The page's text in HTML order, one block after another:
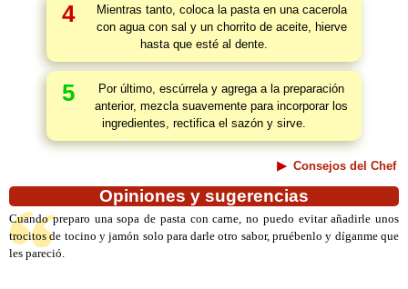
4
Mientras tanto, coloca la pasta en una cacerola
con agua con sal y un chorrito de aceite, hierve
hasta que esté al dente.
5
Por último, escúrrela y agrega a la preparación
anterior, mezcla suavemente para incorporar los
ingredientes, rectifica el sazón y sirve.
Consejos del Chef
Opiniones y sugerencias
Cuando preparo una sopa de pasta con carne, no puedo evitar añadirle unos
trocitos de tocino y jamón solo para darle otro sabor, pruébenlo y díganme que
les pareció.